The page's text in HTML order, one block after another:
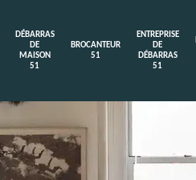
DÉBARRAS
DE
MAISON
51
BROCANTEUR
51
ENTREPRISE
DE
DÉBARRAS
51